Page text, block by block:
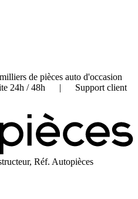
de pièces auto d'occasion
24h / 48h | Support client
Réf. Autopièces